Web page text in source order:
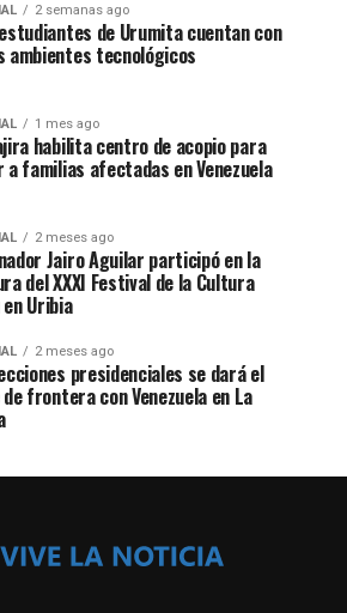
2 semanas ago
de Urumita cuentan con
ambientes tecnológicos
1 mes ago
habilita centro de acopio para
a familias afectadas en Venezuela
2 meses ago
Jairo Aguilar participó en la
del XXXI Festival de la Cultura
en Uribia
2 meses ago
presidenciales se dará el
frontera con Venezuela en La